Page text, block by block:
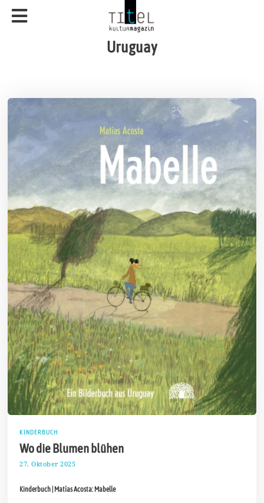
Uruguay
KINDERBUCH
Wo die Blumen blühen
27. Oktober 2025
o
Kinderbuch | Matías Acosta: Mabelle